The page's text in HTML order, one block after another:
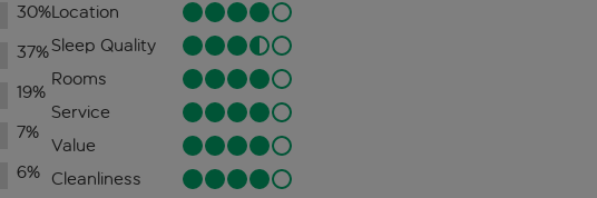
30%
37%
19%
7%
6%
Location
Sleep Quality
Rooms
Service
Value
Cleanliness